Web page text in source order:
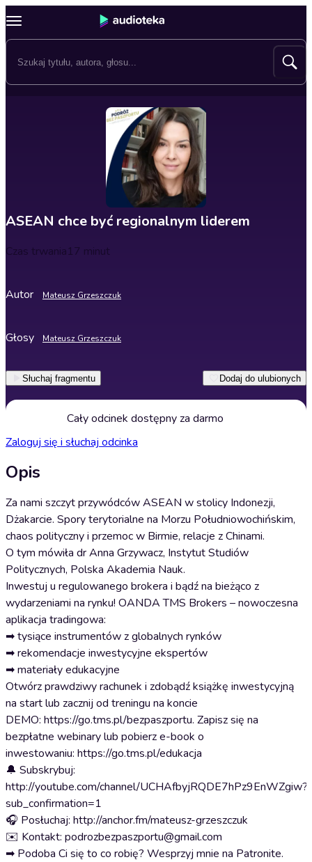
ASEAN chce być regionalnym liderem
Czas trwania17 minut
Autor Mateusz Grzeszczuk
Głosy Mateusz Grzeszczuk
Słuchaj fragmentu Dodaj do ulubionych
Cały odcinek dostępny za darmo
Zaloguj się i słuchaj odcinka
Opis
Za nami szczyt przywódców ASEAN w stolicy Indonezji,
Dżakarcie. Spory terytorialne na Morzu Południowochińskim,
chaos polityczny i przemoc w Birmie, relacje z Chinami.
O tym mówiła dr Anna Grzywacz, Instytut Studiów
Politycznych, Polska Akademia Nauk.
Inwestuj u regulowanego brokera i bądź na bieżąco z
wydarzeniami na rynku! OANDA TMS Brokers – nowoczesna
aplikacja tradingowa:
➡ tysiące instrumentów z globalnych rynków
➡ rekomendacje inwestycyjne ekspertów
➡ materiały edukacyjne
Otwórz prawdziwy rachunek i zdobądź książkę inwestycyjną
na start lub zacznij od treningu na koncie
DEMO: ⁠⁠⁠⁠⁠⁠⁠⁠⁠⁠⁠⁠⁠⁠⁠⁠⁠⁠⁠⁠⁠⁠⁠⁠⁠⁠⁠⁠⁠⁠⁠⁠⁠⁠⁠⁠⁠⁠⁠⁠⁠⁠⁠⁠⁠⁠⁠⁠⁠⁠⁠⁠⁠⁠⁠⁠⁠⁠⁠⁠⁠⁠⁠⁠⁠⁠⁠⁠⁠⁠⁠⁠⁠⁠⁠⁠⁠⁠⁠⁠⁠⁠⁠⁠https://go.tms.pl/bezpaszportu⁠⁠⁠⁠⁠⁠⁠⁠⁠⁠⁠⁠⁠⁠⁠⁠⁠⁠⁠⁠⁠⁠⁠⁠⁠⁠⁠⁠⁠⁠⁠⁠⁠⁠⁠⁠⁠⁠⁠⁠⁠⁠⁠⁠⁠⁠⁠⁠⁠⁠⁠⁠⁠⁠⁠⁠⁠⁠⁠⁠⁠⁠⁠⁠⁠⁠⁠⁠⁠⁠⁠⁠⁠⁠⁠⁠⁠⁠⁠⁠⁠⁠⁠⁠. Zapisz się na
bezpłatne webinary lub pobierz e-book o
inwestowaniu: ⁠⁠⁠⁠⁠⁠⁠⁠⁠⁠⁠⁠⁠⁠⁠⁠⁠⁠⁠⁠⁠⁠⁠⁠⁠⁠⁠⁠⁠⁠⁠⁠⁠⁠⁠⁠⁠⁠⁠⁠⁠⁠⁠⁠⁠⁠⁠⁠⁠⁠⁠⁠⁠⁠⁠⁠⁠⁠⁠⁠⁠⁠⁠⁠⁠⁠⁠⁠⁠⁠⁠⁠⁠⁠⁠⁠⁠⁠⁠⁠⁠⁠⁠⁠https://go.tms.pl/edukacja⁠⁠⁠⁠⁠⁠⁠⁠⁠⁠⁠⁠⁠⁠⁠⁠⁠⁠⁠⁠⁠⁠⁠⁠⁠⁠⁠⁠⁠⁠⁠⁠⁠⁠⁠⁠⁠⁠⁠⁠⁠⁠⁠⁠⁠⁠⁠⁠⁠⁠⁠⁠⁠⁠⁠⁠⁠⁠⁠⁠⁠⁠⁠⁠⁠⁠⁠⁠⁠⁠⁠⁠⁠⁠⁠⁠⁠⁠⁠⁠⁠⁠⁠
🔔 Subskrybuj:
http://youtube.com/channel/UCHAfbyjRQDE7hPz9EnWZgiw?
sub_confirmation=1
🎧 Posłuchaj: http://anchor.fm/mateusz-grzeszczuk
✉️ Kontakt: podrozbezpaszportu@gmail.com
➡ Podoba Ci się to co robię? Wesprzyj mnie na Patronite.